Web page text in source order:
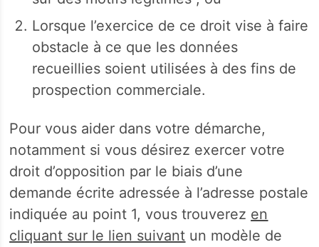
Lorsque l’exercice de ce droit vise à faire
obstacle à ce que les données
recueillies soient utilisées à des fins de
prospection commerciale.
Pour vous aider dans votre démarche,
notamment si vous désirez exercer votre
droit d’opposition par le biais d’une
demande écrite adressée à l’adresse postale
indiquée au point 1, vous trouverez en
cliquant sur le lien suivant un modèle de